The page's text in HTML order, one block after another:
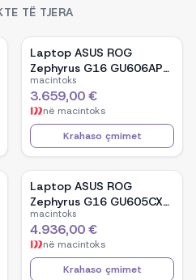
TË TJERA
Laptop ASUS ROG
Zephyrus G16 GU606AP-
TB039W, 16-inch OLED,
Intel Core Ultra 9 386H,
NVIDIA GeForce RTX
5070, 32GB RAM, 1TB
SSD, Windows 11 - White
macintoks
3.659,00 €
në macintoks
Krahaso çmimet
Laptop ASUS ROG
Zephyrus G16 GU605CX-
QR106W, 16-inch WQXGA
OLED, Intel Core Ultra 9
285H, NVIDIA GeForce
RTX 5090, 32GB RAM,
macintoks
4.936,00 €
në macintoks
Krahaso çmimet